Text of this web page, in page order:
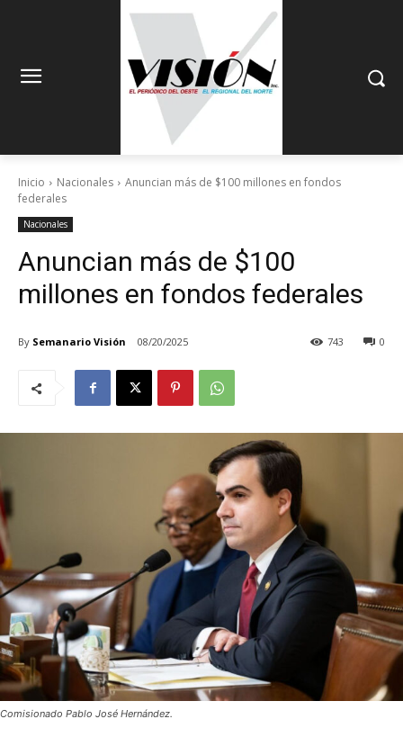
Inicio Nacionales
Anuncian más de $100 millones en fondos
federales
Nacionales
Anuncian más de $100
millones en fondos federales
By Semanario Visión 08/20/2025 0
743
Comisionado Pablo José Hernández.